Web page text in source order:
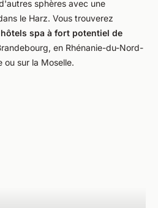
sphères avec une
le Harz. Vous trouverez
hôtels spa à fort potentiel de
en Rhénanie-du-Nord-
ou sur la Moselle.